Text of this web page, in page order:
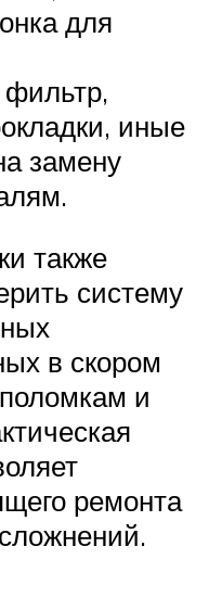
для
иные
замену
также
систему
в скором
и
ремонта